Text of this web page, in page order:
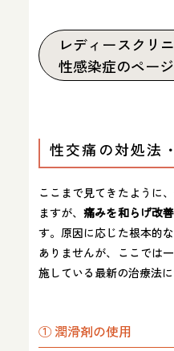
レディースクリ
性感染症のページ
性交痛の対処法
ここまで見てきたように
ますが、痛みを和らげ改
す。原因に応じた根本的
ありませんが、ここでは
施している最新の治療法に
① 潤滑剤の使用